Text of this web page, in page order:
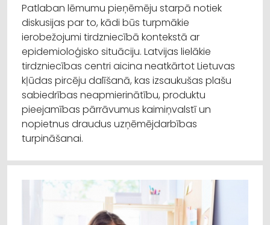
Patlaban lēmumu pieņēmēju starpā notiek
diskusijas par to, kādi būs turpmākie
ierobežojumi tirdzniecībā kontekstā ar
epidemioloģisko situāciju. Latvijas lielākie
tirdzniecības centri aicina neatkārtot Lietuvas
kļūdas pircēju dalīšanā, kas izsaukušas plašu
sabiedrības neapmierinātību, produktu
pieejamības pārrāvumus kaimiņvalstī un
nopietnus draudus uzņēmējdarbības
turpināšanai.